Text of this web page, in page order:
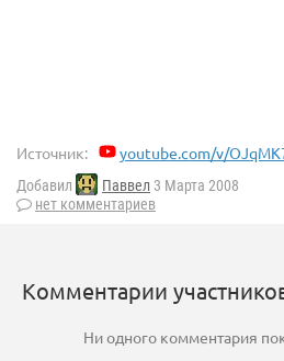
Источник: youtube.com/v/
Добавил Паввел 3 Марта 2008
нет комментариев
Комментарии
Ни одного комментария